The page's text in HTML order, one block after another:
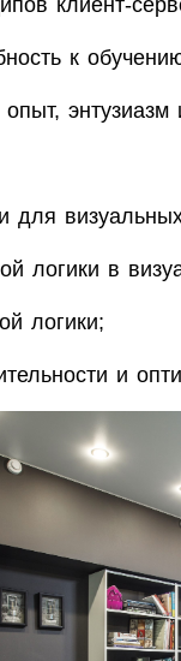
клиент-
к
энтузиазм
для
логики в
логики;
и